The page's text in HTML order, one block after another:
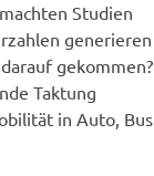
Studien
generieren
gekommen?
Taktung
in Auto, Bus